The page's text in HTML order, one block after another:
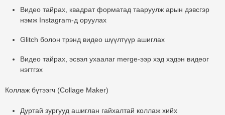
Видео тайрах, квадрат форматад тааруулж арын дэвсгэр
нэмж Instagram-д оруулах
Glitch болон трэнд видео шүүлтүүр ашиглах
Видео тайрах, эсвэл ухаалаг merge-ээр хэд хэдэн видеог
нэгтгэх
Коллаж бүтээгч (Collage Maker)
Дуртай зургууд ашиглан гайхалтай коллаж хийх